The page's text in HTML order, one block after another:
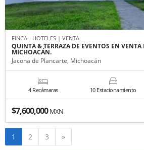
FINCA - HOTELES | VENTA
QUINTA & TERRAZA DE EVENTOS EN VENTA
MICHOACÁN.
Jacona de Plancarte, Michoacán
4 Recámaras 10 Estacionamiento
$7,600,000MXN
1 2 3 »